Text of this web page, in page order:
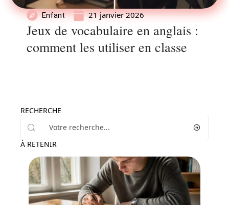
Enfant 21 janvier 2026
Jeux de vocabulaire en anglais :
comment les utiliser en classe
RECHERCHE
À RETENIR